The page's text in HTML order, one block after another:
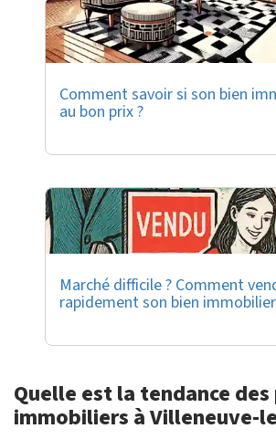
Comment savoir si son bien
au bon prix ?
Marché difficile ? Comment
rapidement son bien immobilier
Quelle est la tendance
immobiliers à Villeneuve-